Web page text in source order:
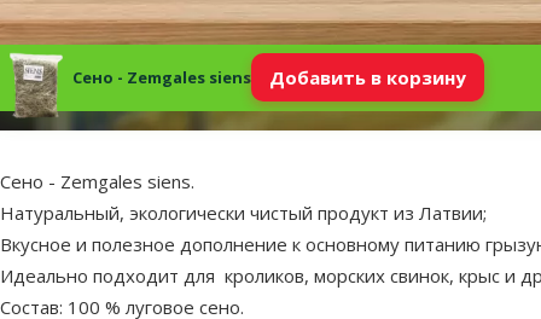
Сено - Zemgales siens Добавить в корзину
superzoo.product.detail.content
Сено - Zemgales siens.
Натуральный, экологически чистый продукт из Латвии;
Вкусное и полезное дополнение к основному питанию
Идеально подходит для кроликов, морских свинок, крыс и
Состав: 100 % луговое сено.